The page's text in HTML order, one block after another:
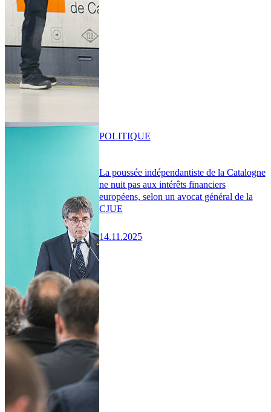
La poussée indépendantiste de la Catalogne
ne nuit pas aux intérêts financiers
européens, selon un avocat général de la
CJUE
14.11.2025
POLITIQUE